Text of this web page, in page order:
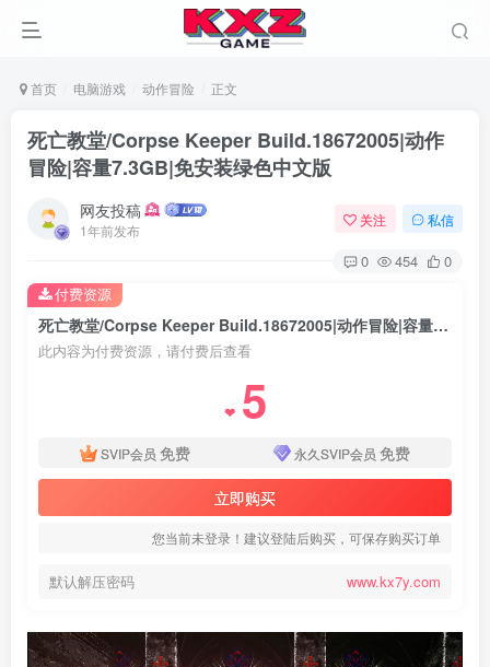
首页 电脑游戏 动作冒险 正文
死亡教堂/Corpse Keeper Build.18672005|动作
冒险|容量7.3GB|免安装绿色中文版
网友投稿
1年前发布
关注 私信
0 454 0
死亡教堂/Corpse Keeper Build.18672005|动作冒险|容量7.3GB|免安装绿色中文版
此内容为付费资源，请付费后查看
❤ 5
SVIP会员 免费 永久SVIP会员 免费
立即购买
您当前未登录！建议登陆后购买，可保存购买订单
默认解压密码 www.kx7y.com
付费资源